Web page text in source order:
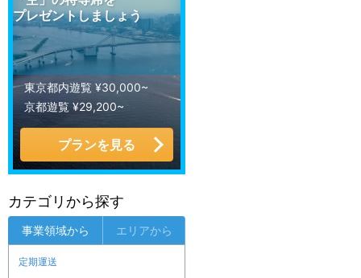
プレゼントしましょう
東京都内遊覧 ¥30,000~
京都遊覧 ¥29,200~
プランを見る
カテゴリから探す
事業領域から エリアから
定期運送